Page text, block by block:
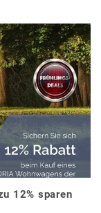
12% sparen